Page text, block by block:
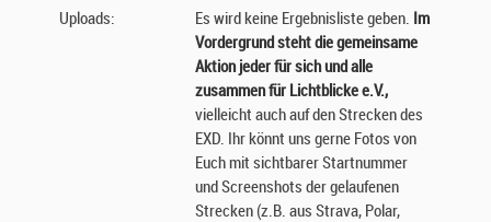
Uploads:
Es wird keine Ergebnisliste geben. Im
Vordergrund steht die gemeinsame
Aktion jeder für sich und alle
zusammen für Lichtblicke e.V.,
vielleicht auch auf den Strecken des
EXD. Ihr könnt uns gerne Fotos von
Euch mit sichtbarer Startnummer
und Screenshots der gelaufenen
Strecken (z.B. aus Strava, Polar,